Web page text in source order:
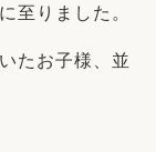
至りました。
たお子様、並